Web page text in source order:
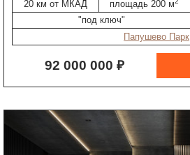
20 км от МКАД
площадь 200 м
"под ключ"
Папушево Парк
92 000 000 ₽